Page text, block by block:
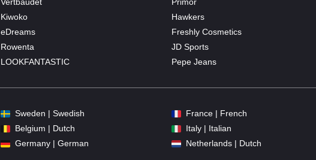
Kiwoko
eDreams
Rowenta
LOOKFANTASTIC
Hawkers
Freshly Cosmetics
JD Sports
Pepe Jeans
Sweden | Swedish
Belgium | Dutch
Germany | German
France | French
Italy | Italian
Netherlands | Dutch